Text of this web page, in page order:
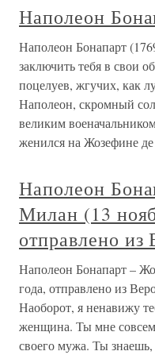
Наполеон
Наполеон Бонапарт
заключить тебя в свои
поцелуев, жгучих, как
Наполеон, скромный
великим
женился на Жозефине
Наполеон
Милан (13
отправлено из
Наполеон Бонапарт –
года, отправлено из
Наоборот, я ненавижу
женщина. Ты мне
своего мужа. Ты знаешь,